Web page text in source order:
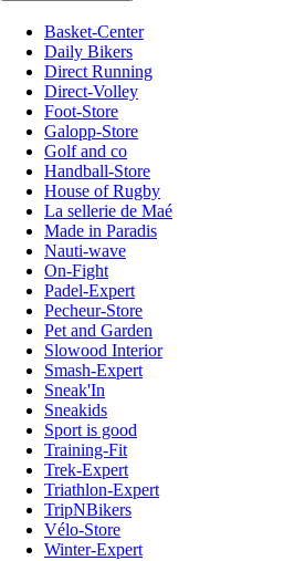
Basket-Center
Daily Bikers
Direct Running
Direct-Volley
Foot-Store
Galopp-Store
Golf and co
Handball-Store
House of Rugby
La sellerie de Maé
Made in Paradis
Nauti-wave
On-Fight
Padel-Expert
Pecheur-Store
Pet and Garden
Slowood Interior
Smash-Expert
Sneak'In
Sneakids
Sport is good
Training-Fit
Trek-Expert
Triathlon-Expert
TripNBikers
Vélo-Store
Winter-Expert